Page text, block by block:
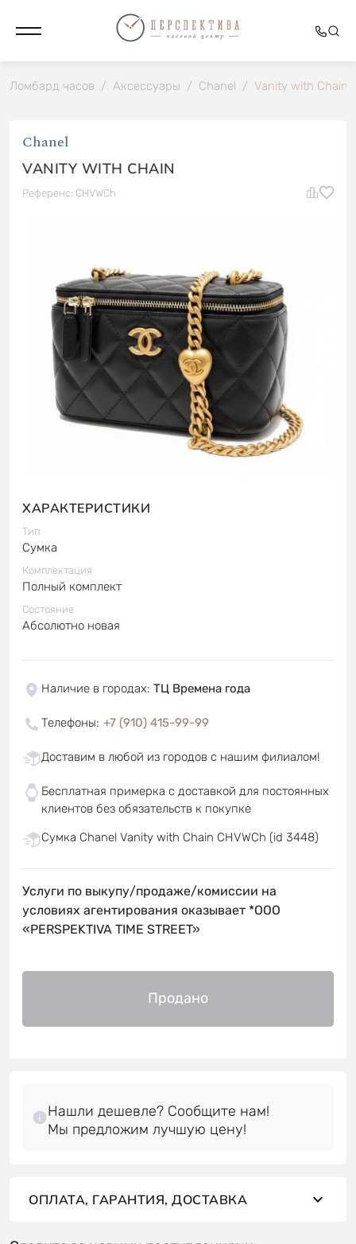
Ломбард часов / Аксессуары / Chanel / Vanity with Chain
Chanel
VANITY WITH CHAIN
Референс: CHVWCh
ХАРАКТЕРИСТИКИ
Тип
Сумка
Комплектация
Полный комплект
Состояние
Абсолютно новая
Наличие в городах: ТЦ Времена года
Телефоны: +7 (910) 415-99-99
Доставим в любой из городов с нашим филиалом!
Бесплатная примерка с доставкой для постоянных
клиентов без обязательств к покупке
Сумка Chanel Vanity with Chain CHVWCh (id 3448)
Услуги по выкупу/продаже/комиссии на
условиях агентирования оказывает *OOO
«PERSPEKTIVA TIME STREET»
Продано
Нашли дешевле? Сообщите нам!
ОПЛАТА, ГАРАНТИЯ, ДОСТАВКА